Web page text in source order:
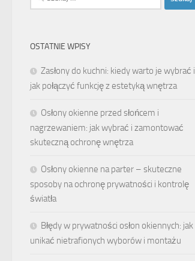
OSTATNIE WPISY
Zasłony do kuchni: kiedy warto je wybrać i
jak połączyć funkcję z estetyką wnętrza
Osłony okienne przed słońcem i
nagrzewaniem: jak wybrać i zamontować
skuteczną ochronę wnętrza
Osłony okienne na parter – skuteczne
sposoby na ochronę prywatności i kontrolę
światła
Błędy w prywatności osłon okiennych: jak
unikać nietrafionych wyborów i montażu